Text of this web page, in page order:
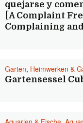
quejarse y
[A Complaint
Complaining
Garten, Heimwerken &
Gartensessel